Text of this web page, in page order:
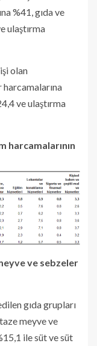
%41, gıda ve
ulaştırma
olan
harcamalarına
ve ulaştırma
harcamalarının
ve sebzeler
gıda grupları
meyve ve
ile süt ve süt